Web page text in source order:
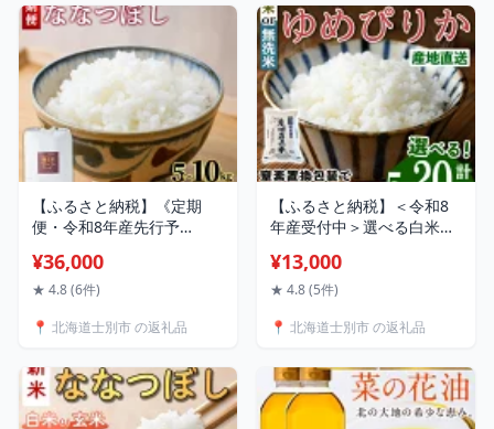
い 味覚の秋 【吉方農園】
ん おこめ コメ 単一原料米
2kg 5kg 10kg 【天塩の恵
み上士別】
【ふるさと納税】《定期
便・令和8年産先行予
月農園のななつぼし
(5kg~10kg・3回 / 6回 / 9回
以降発送予定】米 お米 定
なつぼし 白米 ごはん コメ
こめ 満月米 【満月農園】
¥36,000
★ 4.8 (6件)
📍 北海道士別市 の返礼品
【ふるさと納税】＜令和8
年産受付中＞選べる白米・
(5kg・10kg・20kg) 米 お米
ゆめぴりか 無洗米 白米 北
米 ごはん 産地直送 窒素置
園】
¥13,000
★ 4.8 (5件)
📍 北海道士別市 の返礼品